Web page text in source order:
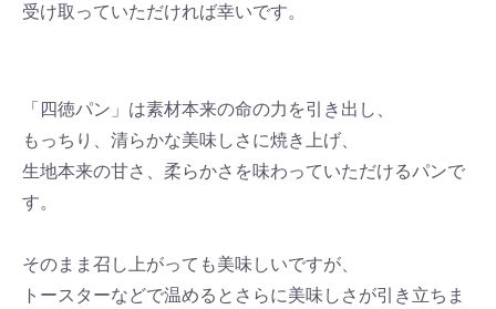
受け取っていただければ幸いです。
「四徳パン」は素材本来の命の力を引き出し、
もっちり、清らかな美味しさに焼き上げ、
生地本来の甘さ、柔らかさを味わっていただけるパンで
す。
そのまま召し上がっても美味しいですが、
トースターなどで温めるとさらに美味しさが引き立ちま